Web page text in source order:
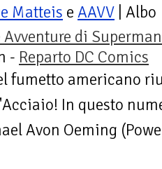
Matteis e AAVV | Albo
Avventure di Superman
- Reparto DC Comics
fumetto americano
In questo
Avon Oeming